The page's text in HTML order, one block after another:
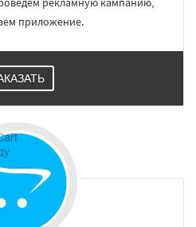
приложение.